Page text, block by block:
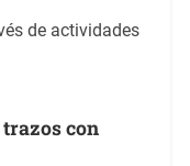
de actividades
con